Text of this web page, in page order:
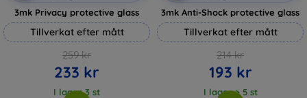
3mk Privacy protective glass
Tillverkat efter mått
259 kr
233 kr
I lager 3 st
3mk Anti-Shock protective glass
Tillverkat efter mått
214 kr
193 kr
I lager > 5 st